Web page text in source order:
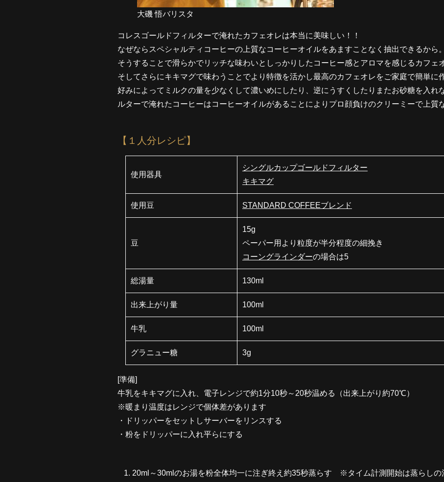
大磯 悟バリスタ
コレスゴールドフィルターで淹れたカフェオレは本当に美味しい！！
なぜならスペシャルティコーヒーの上質なコーヒーオイルをあますことなく抽出できるから。
そうすることで滑らかでリッチな味わいとしっかりしたコーヒー感とアロマを感じるカフェ
そしてさらにキキマグで味わうことでより特徴を活かし最高のカフェオレをご家庭で簡単に
好みによってミルクの量を少なくして濃いめにしたり、逆にうすくしたりまたお砂糖を入れ
ルターで淹れたコーヒーはコーヒーオイルがあることによりプロ顔負けのクリーミーで上質
【１人分レシピ】
使用器具
シングルカップゴールドフィルター
キキマグ
使用豆 STANDARD COFFEEブレンド
豆
15g
ペーパー用より粒度が半分程度の細挽き
コーングラインダーの場合は5
総湯量 130ml
出来上がり量 100ml
牛乳 100ml
グラニュー糖 3g
[準備]
牛乳をキキマグに入れ、電子レンジで約1分10秒～20秒温める（出来上がり約70℃）
※暖まり温度はレンジで個体差があります
・ドリッパーをセットしサーバーをリンスする
・粉をドリッパーに入れ平らにする
20ml～30mlのお湯を粉全体均一に注ぎ終え約35秒蒸らす ※タイム計測開始は蒸らしの